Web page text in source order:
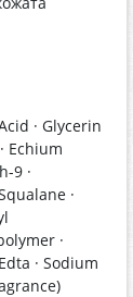
· Glycerin
Echium
9 ·
·
·
· Sodium